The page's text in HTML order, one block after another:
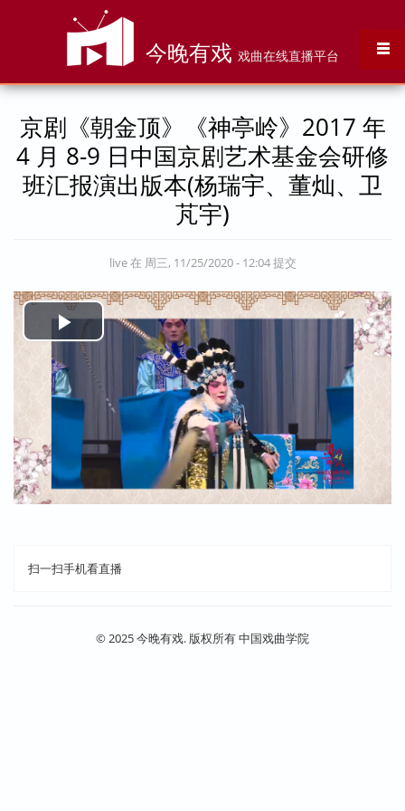
今晚有戏 戏曲在线直播平台
京剧《朝金顶》《神亭岭》2017 年
4 月 8-9 日中国京剧艺术基金会研修
班汇报演出版本(杨瑞宇、董灿、卫
芃宇)
live在 周三, 11/25/2020 - 12:04 提交
Play
Video
扫一扫手机看直播
© 2025 今晚有戏. 版权所有 中国戏曲学院